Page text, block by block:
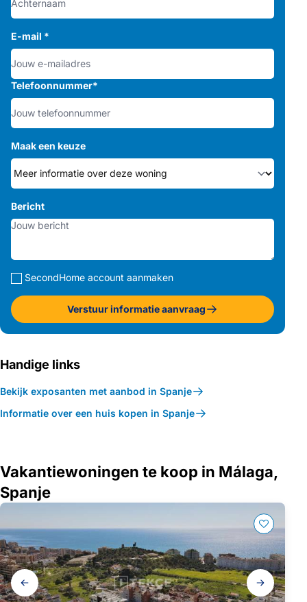
E-mail *
Telefoonnummer*
Maak een keuze
Bericht
SecondHome account aanmaken
Verstuur informatie aanvraag
Handige links
Bekijk exposanten met aanbod in Spanje
Informatie over een huis kopen in Spanje
Vakantiewoningen te koop in Málaga,
Spanje
Galerij
navigatie